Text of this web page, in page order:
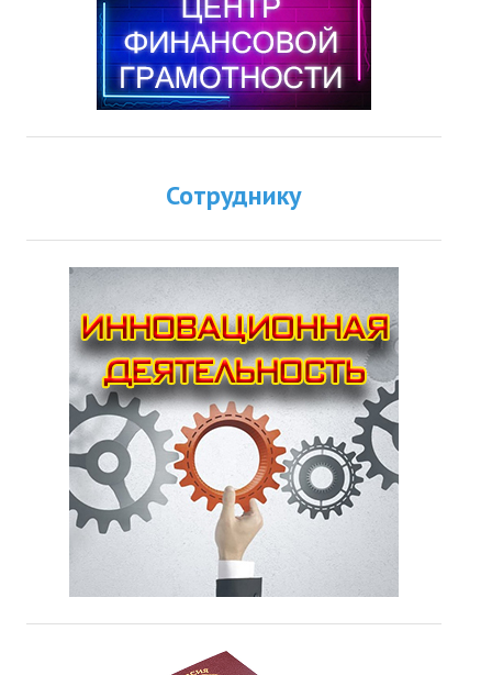
Сотруднику